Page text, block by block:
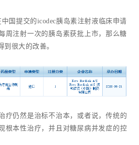
国提交的icodec胰岛素注射液临床申请
周注射一次的胰岛素获批上市，那么糖
到很大的改善。
疗仍然是治标不治本，或者说，传统的
根本性治疗，并且对糖尿病并发症的控